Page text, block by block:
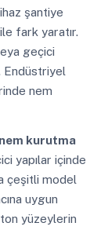
şantiye
fark yaratır.
geçici
Endüstriyel
nem
kurutma
yapılar içinde
çeşitli model
uygun
yüzeylerin